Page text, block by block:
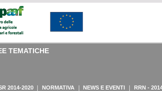
TEMATICHE
2014-2020 NORMATIVA NEWS E EVENTI RRN -